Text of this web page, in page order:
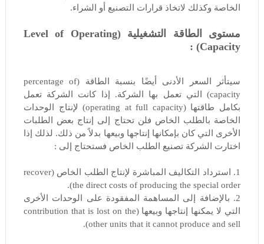
الخاصة وكذلك لاتخاذ قرارات التصنيع أو الشراء.
مستوى الطاقة التشغيلية (Level of Operating
Capacity) :
سيتأثر السعر الأدنى أيضًا بنسبة الطاقة (percentage of
capacity) التي تعمل بها الشركة. إذا كانت الشركة تعمل
بكامل طاقتها (operating at full capacity) لإنتاج الوحدات
الخاصة بالطلب الخاص فلن تحتاج إلى إنتاج بعض الطلبات
الأخرى التي كان بإمكانها إنتاجها وبيعها بدلاً من ذلك. لذلك إذا
اختارت الشركة تصنيع الطلب الخاص فستحتاج إلى :
1. استرداد التكاليف المباشرة لإنتاج الطلب الخاص (recover
the direct costs of producing the special order).
2. بالإضافة إلى المساهمة المفقودة على الوحدات الأخرى
التي لا يمكنها إنتاجها وبيعها (contribution that is lost on the
other units that it cannot produce and sell).